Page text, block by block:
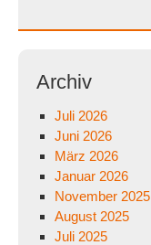
Archiv
Juli 2026
Juni 2026
März 2026
Januar 2026
November 2025
August 2025
Juli 2025